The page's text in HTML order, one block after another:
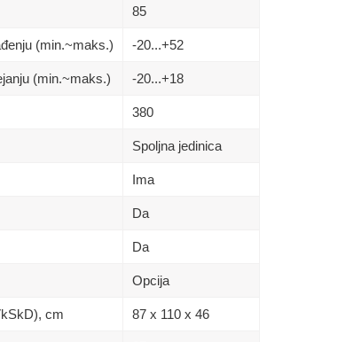
85
(min.~maks.) -20...+52
(min.~maks.) -20...+18
380
Spoljna jedinica
Ima
Da
Da
Opcija
сm 87 x 110 x 46